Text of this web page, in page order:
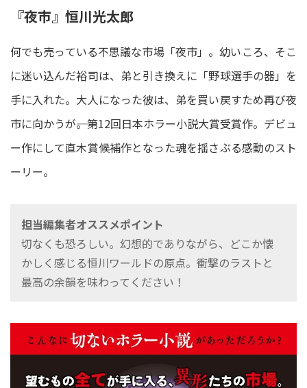
『夜市』恒川光太郎
何でも売っている不思議な市場「夜市」。幼いころ、そこ
に迷い込んだ裕司は、弟と引き換えに「野球選手の器」を
手に入れた。大人になった彼は、弟を買い戻すため再び夜
市に向かうが――。第12回日本ホラー小説大賞受賞作。デビュ
ー作にして直木賞候補作となった魂を揺さぶる感動のスト
ーリー。
担当編集者オススメポイント
切なくも恐ろしい。幻想的でありながら、どこか懐
かしく感じる恒川ワールドの原点。衝撃のラストと
最高の余韻を味わってください！